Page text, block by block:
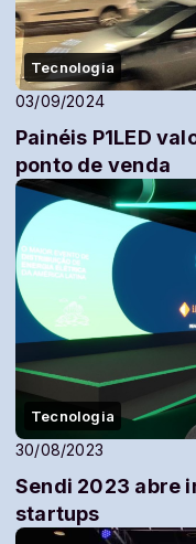
Tecnologia
03/09/2024
Painéis P1LED
ponto de venda
Tecnologia
30/08/2023
Sendi 2023 abre
startups